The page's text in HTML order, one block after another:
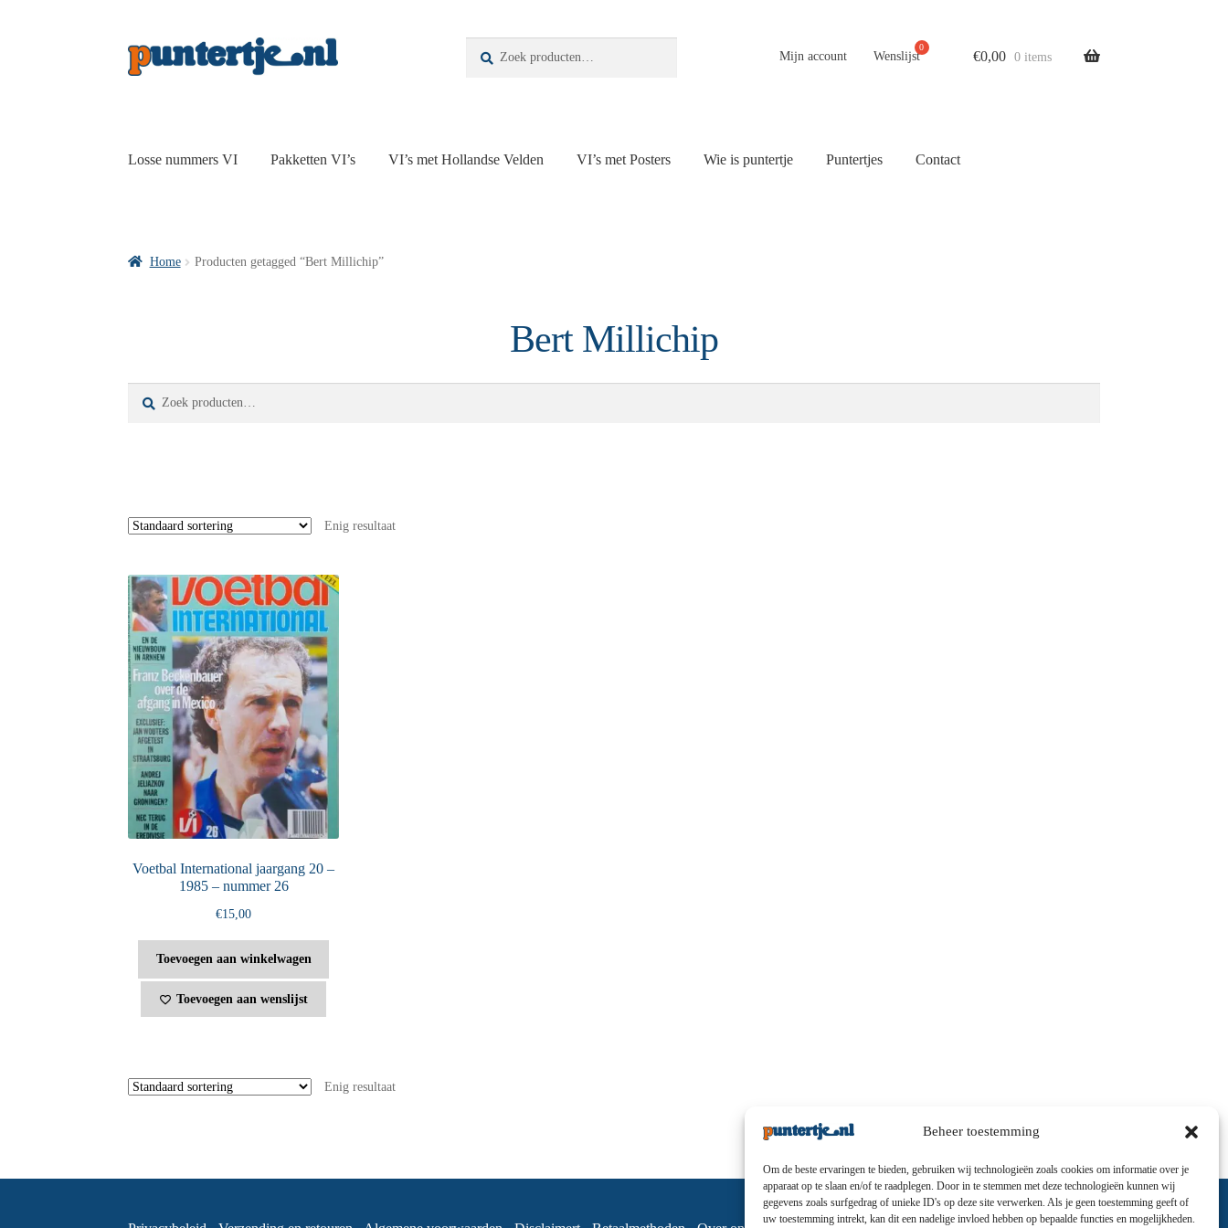
Beheer toestemming
Om de beste ervaringen te bieden, gebruiken wij technologieën zoals cookies om informatie over je
apparaat op te slaan en/of te raadplegen. Door in te stemmen met deze technologieën kunnen wij
gegevens zoals surfgedrag of unieke ID's op deze site verwerken. Als je geen toestemming geeft of
uw toestemming intrekt, kan dit een nadelige invloed hebben op bepaalde functies en mogelijkheden.
Zoeken
Mijn account Wenslijst €0,00 0 items
Losse nummers VI Pakketten VI’s VI’s met Hollandse Velden VI’s met Posters Wie is puntertje Puntertjes Contact
Home Producten getagged “Bert Millichip”
Bert Millichip
Enig resultaat
Voetbal International jaargang 20 –
1985 – nummer 26
€15,00
Toevoegen aan winkelwagen
Toevoegen aan wenslijst
Enig resultaat